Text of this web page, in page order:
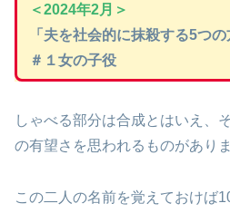
＜2024年2月＞
「夫を社会的に抹殺する5つ
＃１女の子役
しゃべる部分は合成とはいえ、
の有望さを思われるものがありま
この二人の名前を覚えておけば